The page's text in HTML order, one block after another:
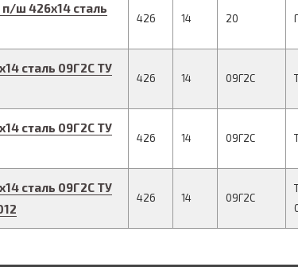
п/ш 426х14 сталь
426 14 20
х14 сталь 09Г2С ТУ
426 14 09Г2С
х14 сталь 09Г2С ТУ
426 14 09Г2С
х14 сталь 09Г2С ТУ
426 14 09Г2С